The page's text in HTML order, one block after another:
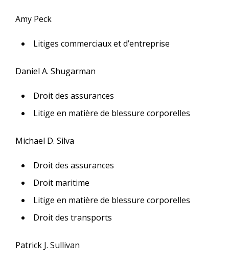
Amy Peck
Litiges commerciaux et d’entreprise
Daniel A. Shugarman
Droit des assurances
Litige en matière de blessure corporelles
Michael D. Silva
Droit des assurances
Droit maritime
Litige en matière de blessure corporelles
Droit des transports
Patrick J. Sullivan